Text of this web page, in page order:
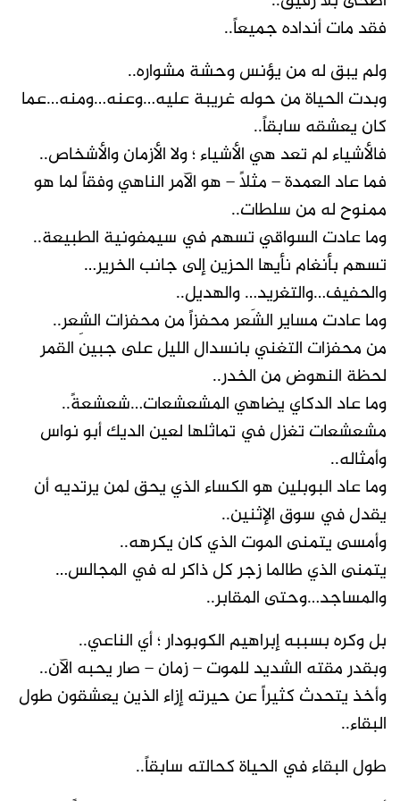
فقد مات أنداده جميعاً..
ولم يبق له من يؤنس وحشة مشواره..
وبدت الحياة من حوله غريبة عليه…وعنه…ومنه…عما
كان يعشقه سابقاً..
فالأشياء لم تعد هي الأشياء ؛ ولا الأزمان والأشخاص..
فما عاد العمدة – مثلاً – هو الآمر الناهي وفقاً لما هو
ممنوح له من سلطات..
وما عادت السواقي تسهم في سيمفونية الطبيعة..
تسهم بأنغام نأيها الحزين إلى جانب الخرير…
والحفيف…والتغريد… والهديل..
وما عادت مساير الشَعر محفزاً من محفزات الشِعر..
من محفزات التغني بانسدال الليل على جبين القمر
لحظة النهوض من الخدر..
وما عاد الدكاي يضاهي المشعشعات…شعشعةً..
مشعشعات تغزل في تماثلها لعين الديك أبو نواس
وأمثاله..
وما عاد البوبلين هو الكساء الذي يحق لمن يرتديه أن
يقدل في سوق الإثنين..
وأمسى يتمنى الموت الذي كان يكرهه..
يتمنى الذي طالما زجر كل ذاكر له في المجالس…
والمساجد…وحتى المقابر..
بل وكره بسببه إبراهيم الكوبودار ؛ أي الناعي..
وبقدر مقته الشديد للموت – زمان – صار يحبه الآن..
وأخذ يتحدث كثيراً عن حيرته إزاء الذين يعشقون طول
البقاء..
طول البقاء في الحياة كحالته سابقاً..